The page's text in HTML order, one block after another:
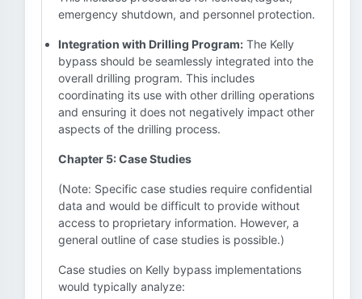
emergency shutdown, and personnel protection.
Integration with Drilling Program: The Kelly
bypass should be seamlessly integrated into the
overall drilling program. This includes
coordinating its use with other drilling operations
and ensuring it does not negatively impact other
aspects of the drilling process.
Chapter 5: Case Studies
(Note: Specific case studies require confidential
data and would be difficult to provide without
access to proprietary information. However, a
general outline of case studies is possible.)
Case studies on Kelly bypass implementations
would typically analyze: